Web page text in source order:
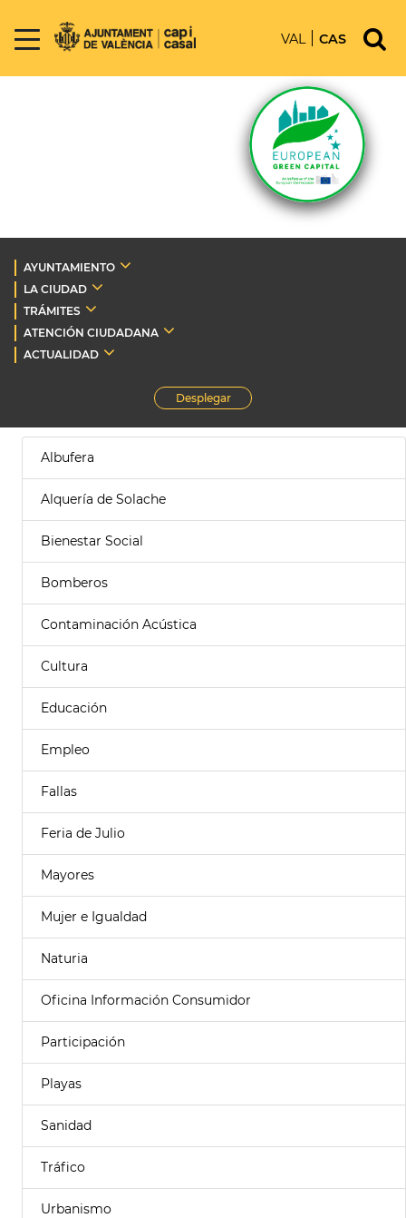
VAL CAS
AYUNTAMIENTO
LA CIUDAD
TRÁMITES
ATENCIÓN CIUDADANA
ACTUALIDAD
Desplegar
Albufera
Alquería de Solache
Bienestar Social
Bomberos
Contaminación Acústica
Cultura
Educación
Empleo
Fallas
Feria de Julio
Mayores
Mujer e Igualdad
Naturia
Oficina Información Consumidor
Participación
Playas
Sanidad
Tráfico
Urbanismo